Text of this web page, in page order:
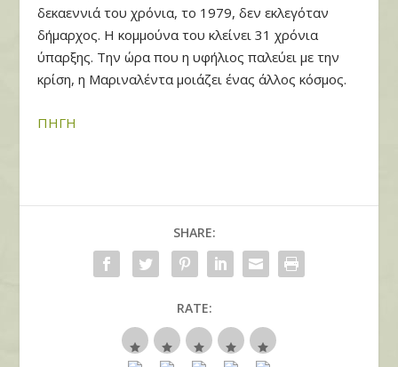
δεκαεννιά του χρόνια, το 1979, δεν εκλεγόταν
δήμαρχος. Η κομμούνα του κλείνει 31 χρόνια
ύπαρξης. Την ώρα που η υφήλιος παλεύει με την
κρίση, η Μαριναλέντα μοιάζει ένας άλλος κόσμος.
ΠΗΓΗ
SHARE:
RATE: